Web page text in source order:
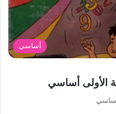
أساسي
الأولى أساسي
أساسي